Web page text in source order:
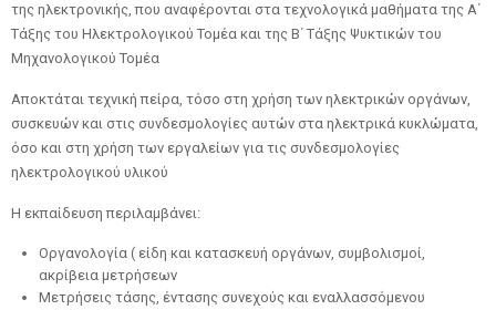
της ηλεκτρονικής, που αναφέρονται στα τεχνολογικά μαθήματα της Α΄
Τάξης του Ηλεκτρολογικού Τομέα και της Β΄ Τάξης Ψυκτικών του
Μηχανολογικού Τομέα
Αποκτάται τεχνική πείρα, τόσο στη χρήση των ηλεκτρικών οργάνων,
συσκευών και στις συνδεσμολογίες αυτών στα ηλεκτρικά κυκλώματα,
όσο και στη χρήση των εργαλείων για τις συνδεσμολογίες
ηλεκτρολογικού υλικού
Η εκπαίδευση περιλαμβάνει:
Οργανολογία ( είδη και κατασκευή οργάνων, συμβολισμοί,
ακρίβεια μετρήσεων
Μετρήσεις τάσης, έντασης συνεχούς και εναλλασσόμενου